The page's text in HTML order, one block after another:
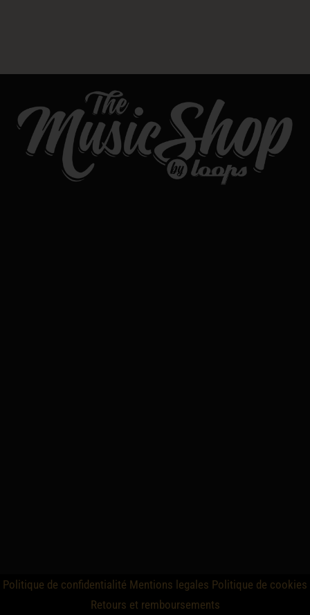
Politique de confidentialité Mentions legales Politique de cookies
Retours et remboursements